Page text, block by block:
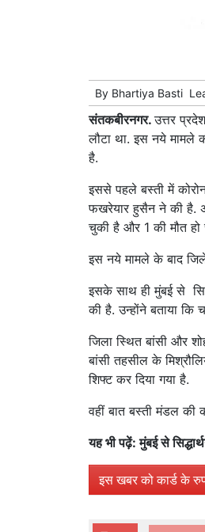
By Bhartiya Basti
संतकबीरनगर.उत्तर
लौटा था. इस नये मामले
है.
इससे पहले बस्ती में
फखरेयार हुसैन ने की है.
चुकी है और 1 की मौत हो
इस नये मामले के बाद
इसके साथ ही मुंबई से
की है. उन्होंने बताया
जिला स्थित बांसी और
बांसी तहसील के
शिफ्ट कर दिया गया है.
वहीं बात बस्ती मंडल
यह भी पढ़ें: मुंबई से
इस खबर को कार्ड के